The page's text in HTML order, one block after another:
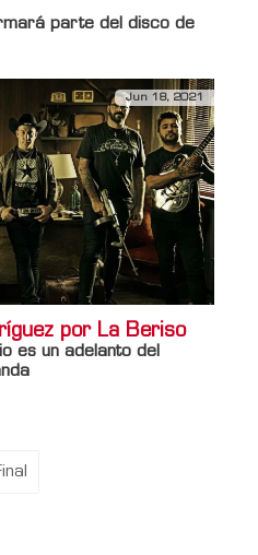
parte del disco de
Jun 18, 2021
por La Beriso
es un adelanto del